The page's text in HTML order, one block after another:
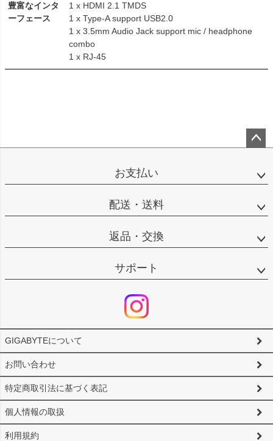
豊富なインタ
ーフェース
1 x HDMI 2.1 TMDS
1 x Type-A support USB2.0
1 x 3.5mm Audio Jack support mic / headphone
combo
1 x RJ-45
ップ
お支払い
配送・送料
返品・交換
サポート
GIGABYTEについて
お問い合わせ
特定商取引法に基づく表記
個人情報の取扱
利用規約